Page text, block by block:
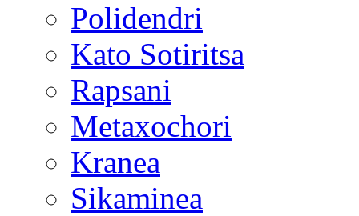
Polidendri
Kato Sotiritsa
Rapsani
Metaxochori
Kranea
Sikaminea